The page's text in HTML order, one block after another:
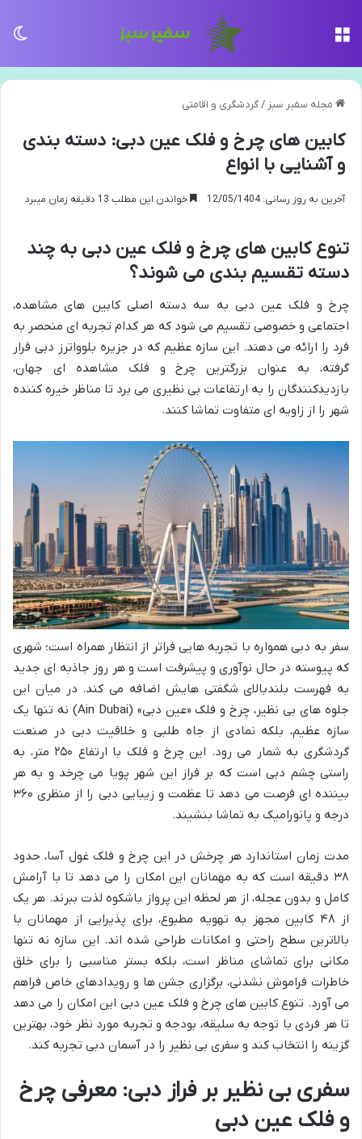
مجله سفیر سبز /گردشگری و اقامتی
کابین های چرخ و فلک عین دبی: دسته بندی
و آشنایی با انواع
آخرین به روز رسانی: 12/05/1404 خواندن این مطلب 13 دقیقه زمان میبرد
تنوع کابین های چرخ و فلک عین دبی به چند
دسته تقسیم بندی می شوند؟
چرخ و فلک عین دبی به سه دسته اصلی کابین های مشاهده،
اجتماعی و خصوصی تقسیم می شود که هر کدام تجربه ای منحصر به
فرد را ارائه می دهند. این سازه عظیم که در جزیره بلوواترز دبی قرار
گرفته، به عنوان بزرگترین چرخ و فلک مشاهده ای جهان،
بازدیدکنندگان را به ارتفاعات بی نظیری می برد تا مناظر خیره کننده
شهر را از زاویه ای متفاوت تماشا کنند.
سفر به دبی همواره با تجربه هایی فراتر از انتظار همراه است؛ شهری
که پیوسته در حال نوآوری و پیشرفت است و هر روز جاذبه ای جدید
به فهرست بلندبالای شگفتی هایش اضافه می کند. در میان این
جلوه های بی نظیر، چرخ و فلک «عین دبی» (Ain Dubai) نه تنها یک
سازه عظیم، بلکه نمادی از جاه طلبی و خلاقیت دبی در صنعت
گردشگری به شمار می رود. این چرخ و فلک با ارتفاع ۲۵۰ متر، به
راستی چشم دبی است که بر فراز این شهر پویا می چرخد و به هر
بیننده ای فرصت می دهد تا عظمت و زیبایی دبی را از منظری ۳۶۰
درجه و پانورامیک به تماشا بنشیند.
مدت زمان استاندارد هر چرخش در این چرخ و فلک غول آسا، حدود
۳۸ دقیقه است که به مهمانان این امکان را می دهد تا با آرامش
کامل و بدون عجله، از هر لحظه این پرواز باشکوه لذت ببرند. هر یک
از ۴۸ کابین مجهز به تهویه مطبوع، برای پذیرایی از مهمانان با
بالاترین سطح راحتی و امکانات طراحی شده اند. این سازه نه تنها
مکانی برای تماشای مناظر است، بلکه بستر مناسبی را برای خلق
خاطرات فراموش نشدنی، برگزاری جشن ها و رویدادهای خاص فراهم
می آورد. تنوع کابین های چرخ و فلک عین دبی این امکان را می دهد
تا هر فردی با توجه به سلیقه، بودجه و تجربه مورد نظر خود، بهترین
گزینه را انتخاب کند و سفری بی نظیر را در آسمان دبی تجربه کند.
سفری بی نظیر بر فراز دبی: معرفی چرخ
و فلک عین دبی